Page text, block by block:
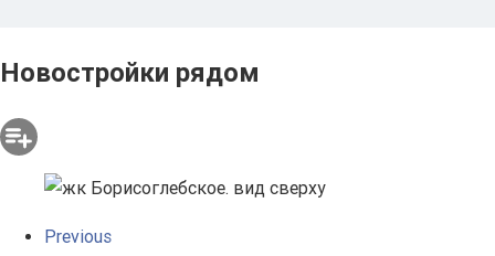
Новостройки рядом
Previous